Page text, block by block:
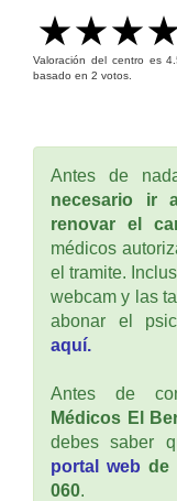
Valoración del centro es
basado en 2 votos.
Antes de
necesario ir
renovar el
médicos
el tramite.
webcam y las
abonar el
aquí.
Antes de
Médicos El
debes saber
portal web de
060.